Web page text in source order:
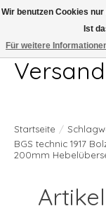
Telefon 04407 715872 MO-
Startseite /
BGS technic 1917
200mm
Wir benutzen Cookies
Ist
Für weitere